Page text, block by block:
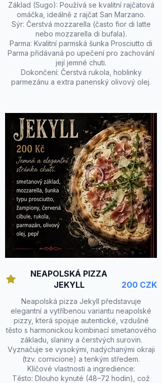
Základ (Sugo): Používá se kvalitní rajčatová
omáčka, ideálně z rajčat San Marzano.
Sýr: Čerstvá mozzarella (často fior di latte
nebo mozzarella di bufala).
Parma: Kvalitní parmská šunka Prosciutto di
Parma přidávaná po upečení pro zachování
její jemné chuti.
Dokončení: Čerstvá rukola, hoblinky
parmezánu a extra panenský olivový olej.
NEAPOLSKÁ PIZZA
JEKYLL
Neapolská pizza Jekyll představuje
elegantní a vytříbenou variantu neapolské
pizzy, která spojuje autentické, vzdušné
těsto s harmonickou kombinací smetanového
základu, slaniny a čerstvých surovin.
Vyznačuje se vysokými, nadýchanými okraji
(tzv. cornicione) a tenkým středem.
Klíčové vlastnosti a ingredience:
Těsto: Dlouho kynuté (48–72 hodin), což
200 CZK